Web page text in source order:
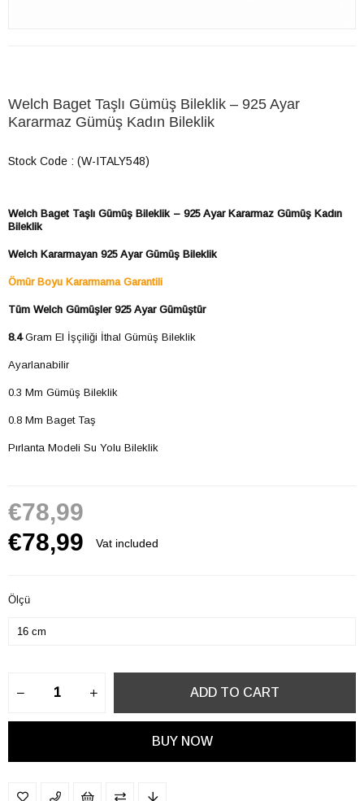
Welch Baget Taşlı Gümüş Bileklik – 925 Ayar
Kararmaz Gümüş Kadın Bileklik
Stock Code (W-ITALY548)
Welch Baget Taşlı Gümüş Bileklik – 925 Ayar Kararmaz Gümüş Kadın
Bileklik
Welch Kararmayan 925 Ayar Gümüş Bileklik
Ömür Boyu Kararmama Garantili
Tüm Welch Gümüşler 925 Ayar Gümüştür
8.4Gram El İşçiliği İthal Gümüş Bileklik
Ayarlanabilir
0.3 Mm Gümüş Bileklik
0.8 Mm Baget Taş
Pırlanta Modeli Su Yolu Bileklik
€78,99
Vat included
€78,99
Ölçü